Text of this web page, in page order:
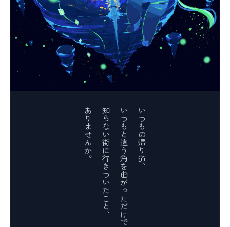
いつもの帰り道、
いつもと違う角を曲がっただけで
知らない街に行きついたこと、
ありませんか。